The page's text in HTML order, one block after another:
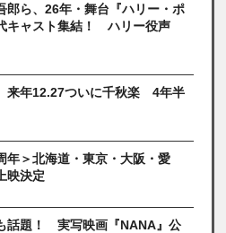
郎ら、26年・舞台『ハリー・ポ
キャスト集結！ ハリー役声
来年12.27ついに千秋楽 4年半
年＞北海道・東京・大阪・愛
映決定
話題！ 実写映画『NANA』公